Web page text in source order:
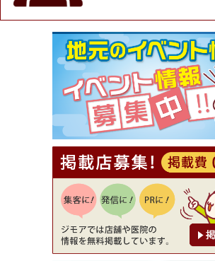
★ジモア限定特典★ お会計より
ュラル＆ハンドメイドショップ
[有効期限]2026年9月30日まで
【ジモア限定①】初回割引 特価
⇒8,800円（メンズ専門ワック
（ミックル））
[有効期限]2026年9月30日
【ジモア読者特典2】コース
理5品+2時間飲み放題）（創作
ore（ピアクオーレ））
[有効期限]2026年9月30日
【ジモア読者特典1】料理全品
降（創作イタリアン Pia Cuore（
[有効期限]2026年9月30日
【ジモア限定②】初回割引 特価
00円⇒1,100円（メンズ専門ワ
ckle（ミックル））